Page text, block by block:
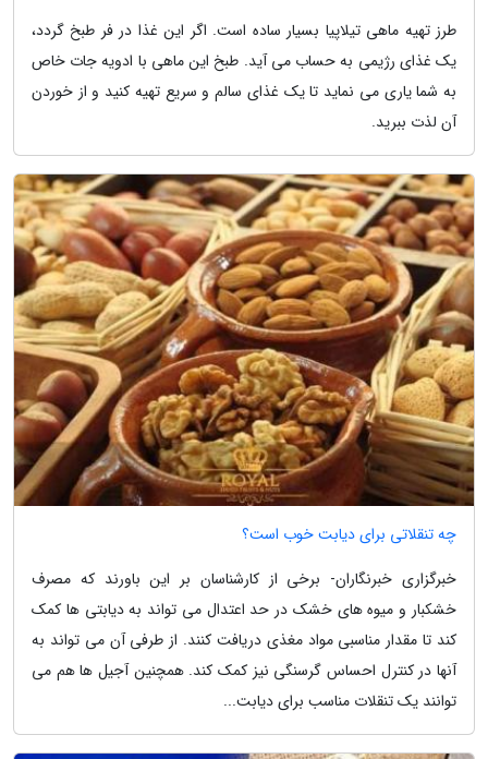
طرز تهیه ماهی تیلاپیا بسیار ساده است. اگر این غذا در فر طبخ گردد،
یک غذای رژیمی به حساب می آید. طبخ این ماهی با ادویه جات خاص
به شما یاری می نماید تا یک غذای سالم و سریع تهیه کنید و از خوردن
آن لذت ببرید.
چه تنقلاتی برای دیابت خوب است؟
خبرگزاری خبرنگاران- برخی از کارشناسان بر این باورند که مصرف
خشکبار و میوه های خشک در حد اعتدال می تواند به دیابتی ها کمک
کند تا مقدار مناسبی مواد مغذی دریافت کنند. از طرفی آن می تواند به
آنها در کنترل احساس گرسنگی نیز کمک کند. همچنین آجیل ها هم می
توانند یک تنقلات مناسب برای دیابت...